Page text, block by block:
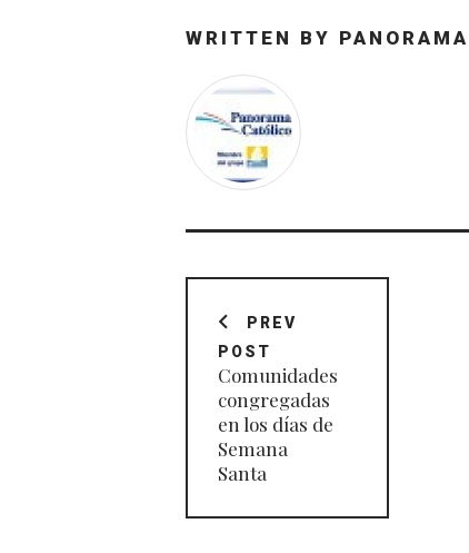
WRITTEN BY
de
entradas
PREV
POST
Comunidades
congregadas
en los días de
Semana
Santa